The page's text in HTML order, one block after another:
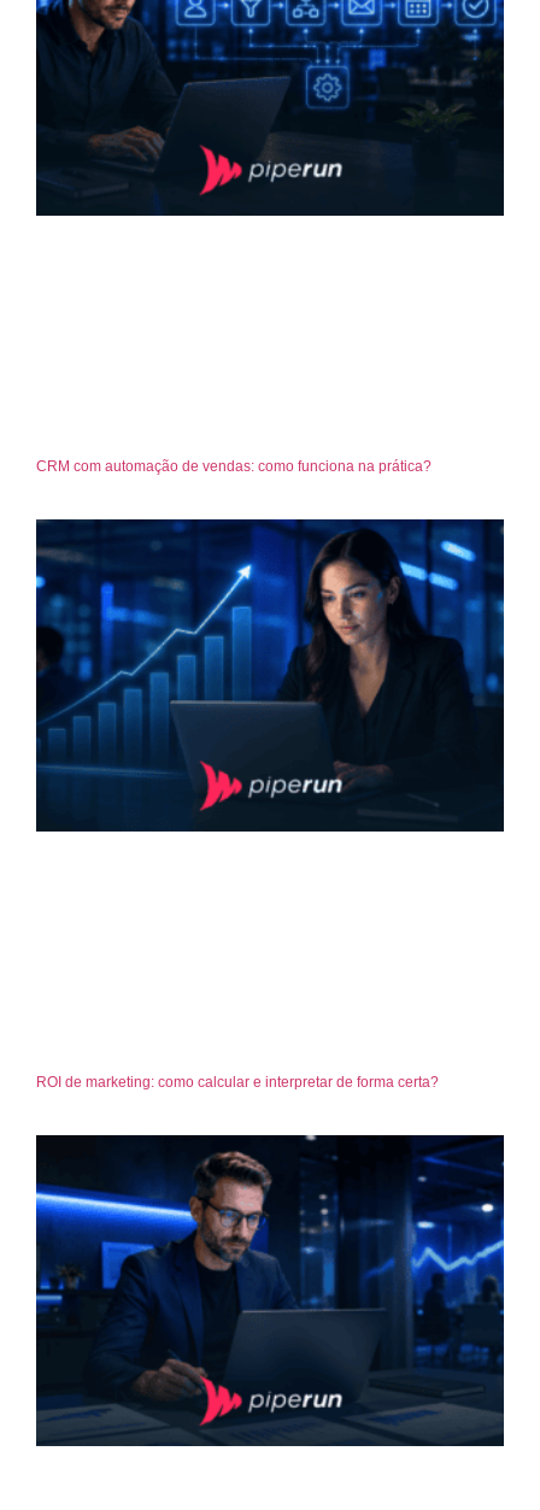
CRM com automação de vendas: como funciona na prática?
ROI de marketing: como calcular e interpretar de forma certa?